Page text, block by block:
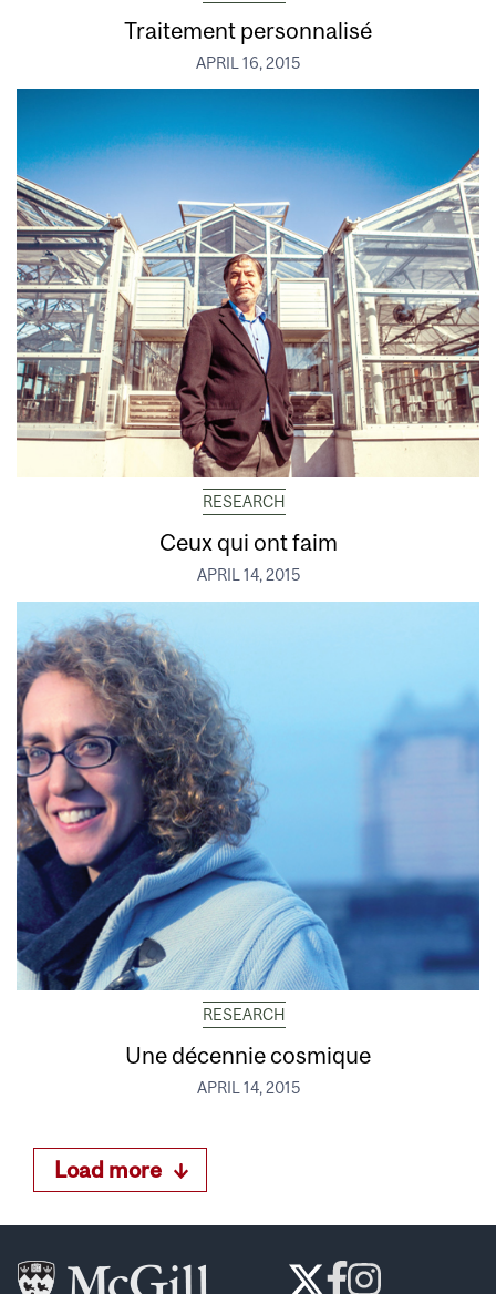
Traitement personnalisé
APRIL 16, 2015
RESEARCH
Ceux qui ont faim
APRIL 14, 2015
RESEARCH
Une décennie cosmique
APRIL 14, 2015
Load more